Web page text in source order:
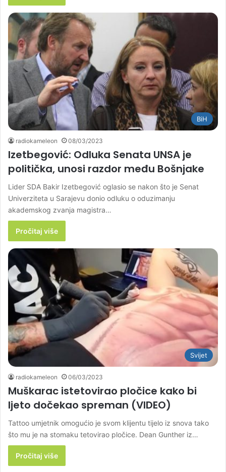
BiH
radiokameleon 08/03/2023
Izetbegović: Odluka Senata UNSA je
politička, unosi razdor među Bošnjake
Lider SDA Bakir Izetbegović oglasio se nakon što je Senat
Univerziteta u Sarajevu donio odluku o oduzimanju
akademskog zvanja magistra…
Pročitaj više
Svijet
radiokameleon 06/03/2023
Muškarac istetovirao pločice kako bi
ljeto dočekao spreman (VIDEO)
Tattoo umjetnik omogućio je svom klijentu tijelo iz snova tako
što mu je na stomaku tetovirao pločice. Dean Gunther iz…
Pročitaj više